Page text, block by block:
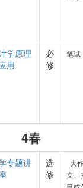
学原理
用
必
修
笔试
4春
专题讲
选
修
大
文、